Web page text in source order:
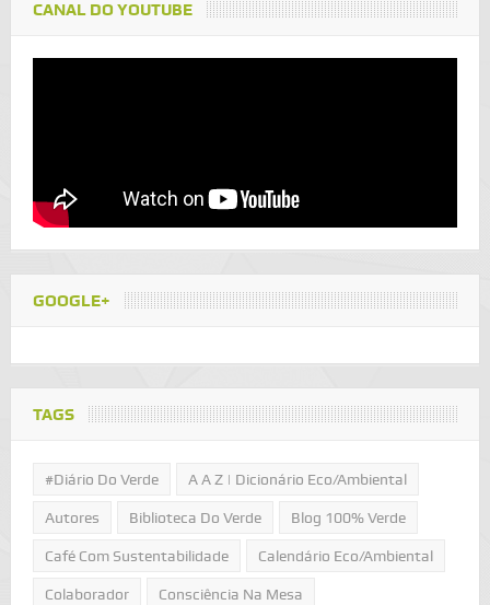
CANAL DO YOUTUBE
GOOGLE+
TAGS
#Diário Do Verde A A Z | Dicionário Eco/Ambiental
Autores Biblioteca Do Verde Blog 100% Verde
Café Com Sustentabilidade Calendário Eco/Ambiental
Colaborador Consciência Na Mesa